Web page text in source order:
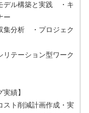
デル構築と実践 ・キ
ー
集分析 ・プロジェク
テーション型ワーク
績】
スト削減計画作成・実